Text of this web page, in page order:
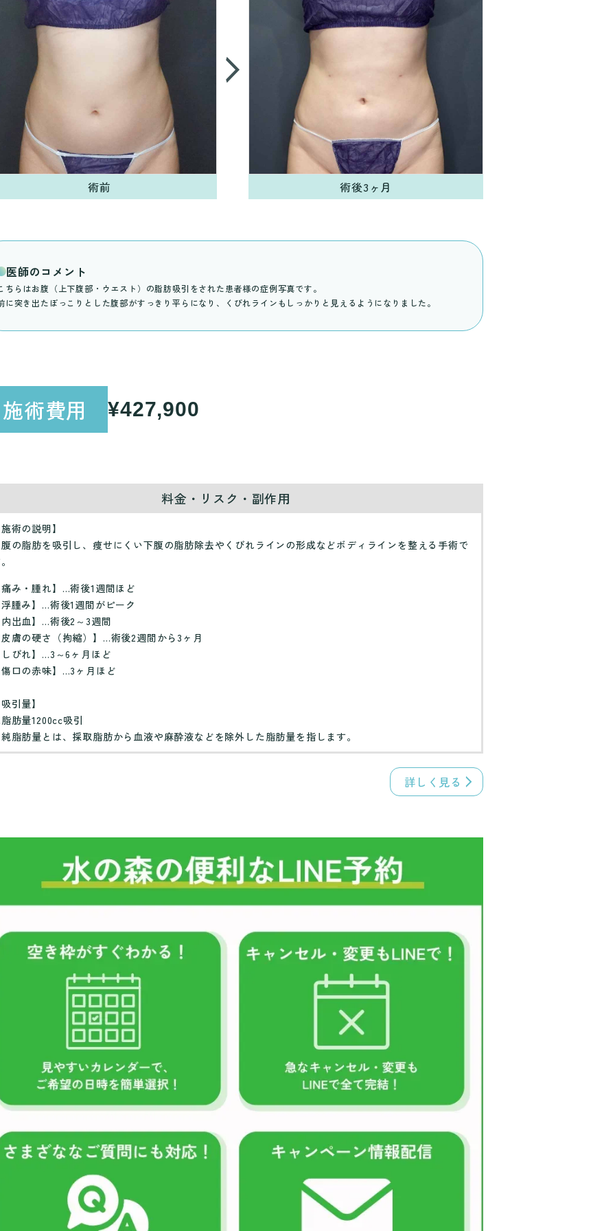
術前 術後3ヶ月
医師のコメント
ちらはお腹（上下腹部・ウエスト）の脂肪吸引をされた患者様の症例写真です。
に突き出たぽっこりとした腹部がすっきり平らになり、くびれラインもしっかりと見えるようになりました。
施術費用 ¥427,900
料金・リスク・副作用
術の説明】
の脂肪を吸引し、痩せにくい下腹の脂肪除去やくびれラインの形成などボディラインを整える手術で
み・腫れ】…術後1週間ほど
腫み】…術後1週間がピーク
出血】…術後2～3週間
膚の硬さ（拘縮）】…術後2週間から3ヶ月
びれ】…3～6ヶ月ほど
口の赤味】…3ヶ月ほど
引量】
肪量1200cc吸引
脂肪量とは、採取脂肪から血液や麻酔液などを除外した脂肪量を指します。
詳しく見る